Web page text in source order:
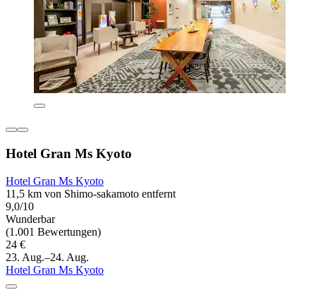
Hotel Gran Ms Kyoto
Hotel Gran Ms Kyoto
11,5 km von Shimo-sakamoto entfernt
9,0/10
Wunderbar
(1.001 Bewertungen)
24 €
23. Aug.–24. Aug.
Hotel Gran Ms Kyoto